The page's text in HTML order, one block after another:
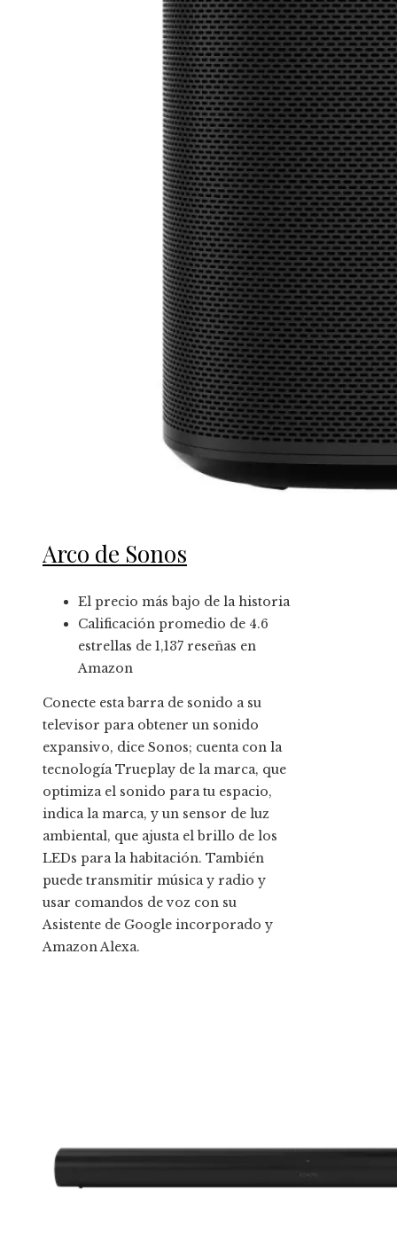
Arco de Sonos
El precio más bajo de la historia
Calificación promedio de 4.6
estrellas de 1,137 reseñas en
Amazon
Conecte esta barra de sonido a su
televisor para obtener un sonido
expansivo, dice Sonos; cuenta con la
tecnología Trueplay de la marca, que
optimiza el sonido para tu espacio,
indica la marca, y un sensor de luz
ambiental, que ajusta el brillo de los
LEDs para la habitación. También
puede transmitir música y radio y
usar comandos de voz con su
Asistente de Google incorporado y
Amazon Alexa.